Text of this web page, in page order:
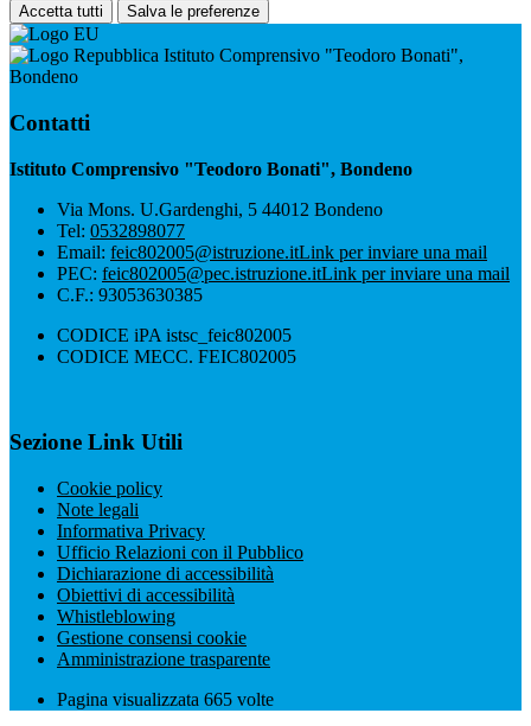
Accetta tutti Salva le preferenze
Istituto Comprensivo "Teodoro Bonati",
Bondeno
Contatti
Istituto Comprensivo "Teodoro Bonati", Bondeno
Via Mons. U.Gardenghi, 5 44012 Bondeno
Tel: 0532898077
Email: feic802005@istruzione.itLink per inviare una mail
PEC: feic802005@pec.istruzione.itLink per inviare una mail
C.F.: 93053630385
CODICE iPA istsc_feic802005
CODICE MECC. FEIC802005
Sezione Link Utili
Cookie policy
Note legali
Informativa Privacy
Ufficio Relazioni con il Pubblico
Dichiarazione di accessibilità
Obiettivi di accessibilità
Whistleblowing
Gestione consensi cookie
Amministrazione trasparente
Pagina visualizzata 665 volte